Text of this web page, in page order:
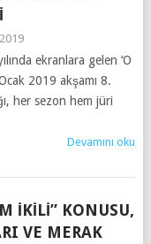
ekranlara gelen ‘O
2019 akşamı 8.
her sezon hem jüri
Devamını oku
İKILI” KONUSU,
VE MERAK